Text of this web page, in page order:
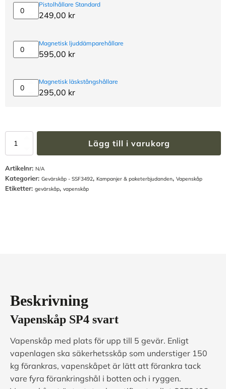
Pistolhållare
Standard
Pistolhållare Standard
249,00 kr
Magnetisk
ljuddämparehållare
Magnetisk ljuddämparehållare
595,00 kr
Magnetisk
läskstångshållare
Magnetisk läskstångshållare
295,00 kr
Vapenskåp
-
SSF3492
mängd
Lägg till i varukorg
Artikelnr: N/A
Kategorier: Gevärskåp - SSF3492, Kampanjer & paketerbjudanden, Vapenskåp
Etiketter: gevärskåp, vapenskåp
Beskrivning
Vapenskåp SP4 svart
Vapenskåp med plats för upp till 5 gevär. Enligt
vapenlagen ska säkerhetsskåp som understiger 150
kg förankras, vapenskåpet är lätt att förankra tack
vare fyra förankringshål i botten och i ryggen.